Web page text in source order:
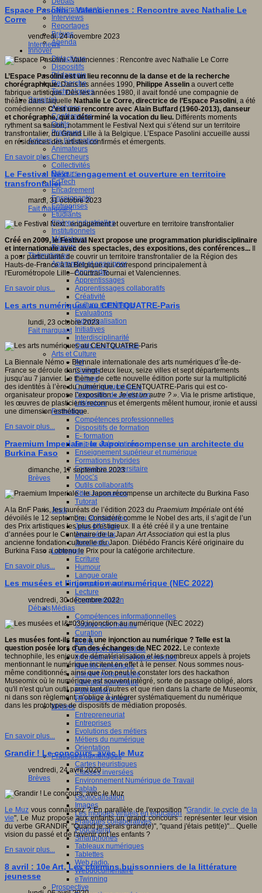
Faits marquants
Interviews
Reportages
Brèves
Agenda
Innover
Didactique
Dispositifs
Pédagogie
Recherche
Technologies
Savoir(s)
Analyses
Conférences
Outils
Pratiques
Acteurs de l'éducation
Animateurs
Chercheurs
Collectivités
Editeurs
EdTech
Encadrement
Enseignants
Entreprises
Etudiants
Filières industrielles
Institutionnels
Médiateurs
Parents
Thématiques
Apprendre et enseigner
Apprendre
Apprentissages
Apprentissages collaboratifs
Créativité
Culture numérique
Evaluations
Individualisation
Initiatives
Interdisciplinarité
Outils pour la classe
Arts et Culture
Art
Cinéma
Culture
Culture et numérique
Dispositifs de médiation
Littérature
Formation
Compétences professionnelles
Dispositifs de formation
E- formation
Enjeux et évolutions
Enseignement supérieur et numérique
Formations hybrides
Formation universitaire
Mooc’s
Outils collaboratifs
Sites ressources
Tutorat
Jeux
Jeu et éducation
Jeux 4/12 ans
Jeux sérieux
Jeux vidéo
Langages
Ecriture
Humour
Langue orale
Langues vivantes
Lecture
Programmation
Médias
Compétences informationnelles
Culture des médias
Curation
Droits
Education aux médias
Information et nouveaux médias
Identité numérique
Internet responsable
Littératie numérique
Publication
Réseaux sociaux
Métiers
Entrepreneuriat
Entreprises
Evolutions des métiers
Métiers du numérique
Orientation
Pratiques numériques
Cartes heuristiques
Classes inversées
Environnement Numérique de Travail
Fablab
Géolocalisation
Images
Les mondes virtuels en éducation
Pratiques collaboratives
Podcasting
Smartphones
Tableaux numériques
Tablettes
Web radio
Webdocumentaire
eTwinning
Prospective
Espace Pasolini - Valenciennes : Rencontre avec Nathalie Le
Corre
vendredi, 24 novembre 2023
Interviews
L’Espace Pasolini est un lieu reconnu de la danse et de la recherche
chorégraphique.Dans les années 1990, Philippe Asselin a ouvert cette
fabrique artistique. Dès les années 1980, il avait fondé une compagnie de
théâtre dans laquelle Nathalie Le Corre, directrice de l’Espace Pasolini, a été
comédienne. C’est une rencontre avec Alain Buffard (1960-2013), danseur
et chorégraphe, qui a déterminé la vocation du lieu. Différents moments
rythment sa saison, notamment le Festival Next qui s’étend sur un territoire
transfrontalier, du Grand Lille à la Belgique. L’Espace Pasolini accueille aussi
en résidences des artistes confirmés et émergents.
En savoir plus...
Le Festival Next : engagement et ouverture en territoire
transfrontalier
mardi, 31 octobre 2023
Fait marquant
Créé en 2009, le Festival Next propose une programmation pluridisciplinaire
et internationale avec des spectacles, des expositions, des conférences...
a pour particularité de couvrir un territoire transfrontalier de la Région des
Hauts-de-France à la Belgique qui correspond principalement à
l'Eurométropole Lille–Courtrai-Tournai et Valenciennes.
En savoir plus...
Les arts numériques au CENTQUATRE-Paris
lundi, 23 octobre 2023
Fait marquant
La Biennale Némo – Biennale internationale des arts numériques d’Île-de-
France se déroule dans vingt-deux lieux, seize villes et sept départements
jusqu’au 7 janvier. Le thème de cette nouvelle édition porte sur la multiplicité
des identités à l’ère du numérique. Le CENTQUATRE-Paris qui est co-
organisateur propose l’exposition « Je est un autre ? ». Via le prisme artistique,
les œuvres de plasticiens reconnus et émergents mêlent humour, ironie et aussi
une dimension esthétique.
En savoir plus...
Praemium Imperiale : le Japon récompense un architecte du
Burkina Faso
dimanche, 17 septembre 2023
Brèves
A la BnF Paris, les lauréats de l’édition 2023 du Praemium Impériale ont été
dévoilés le 12 septembre. Considéré comme le Nobel des arts, il s’agit de l’un
des Prix artistiques les plus prestigieux. Il a été créé il y a une trentaine
d’années pour le Centenaire de laJapan Art Association qui est la plus
ancienne fondation culturelle du Japon. Diébédo Francis Kéré originaire du
Burkina Faso a obtenu le Prix pour la catégorie architecture.
En savoir plus...
Les musées et l'injonction au numérique (NEC 2022)
vendredi, 30 décembre 2022
Débats
Les musées font-ils face à une injonction au numérique ? Telle est la
question posée lors d'un des échanges de NEC 2022. Le contexte
technophile, les enjeux de dématérialisation et les nombreux appels à projets
mentionnant le numérique incitent en effet à le penser. Nous sommes nous-
même conditionnés, ainsi que l'on peut le constater lors des hackathon
Museomix où le numérique est souvent intégré, sorte de passage obligé, alors
qu'il n'est qu'un outil parmi tant d'autres et que rien dans la charte de Museomix,
ni dans son règlement, n'oblige à intégrer systématiquement du numérique
dans les prototypes de dispositifs de médiation proposés.
En savoir plus...
Grandir ! Le concours, avec le Muz
vendredi, 24 avril 2020
Brèves
Le Muz vous connaissez ? En parallèle de l'exposition "Grandir, le cycle de la
vie", Le Muz propose aux enfants un grand concours : représenter leur vision
du verbe GRANDIR. "Quand je serais grand(e)", "quand j'étais petit(e)"... Quelle
vision du passé et de l'avenir ont les enfants ?
En savoir plus...
8 avril : 10e Art, Les chemins buissonniers de la littérature
jeunesse